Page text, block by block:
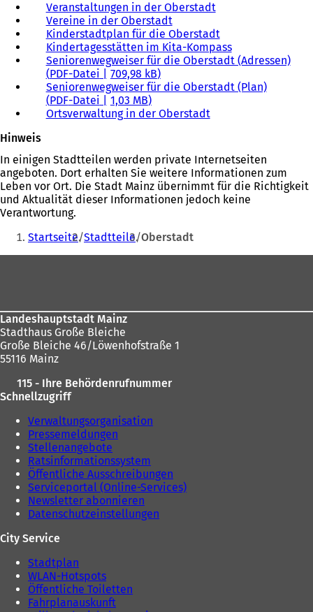
Veranstaltungen in der Oberstadt
Vereine in der Oberstadt
Kinderstadtplan für die Oberstadt
Kindertagesstätten im Kita-Kompass
Seniorenwegweiser für die Oberstadt (Adressen)
PDF-Datei
709,98 kB
Seniorenwegweiser für die Oberstadt (Plan)
PDF-Datei
1,03 MB
Ortsverwaltung in der Oberstadt
Hinweis
In einigen Stadtteilen werden private Internetseiten
angeboten. Dort erhalten Sie weitere Informationen zum
Leben vor Ort. Die Stadt Mainz übernimmt für die Richtigkeit
und Aktualität dieser Informationen jedoch keine
Verantwortung.
Sie
befinden
Startseite Stadtteile Oberstadt
Landeshauptstadt Mainz
Stadthaus Große Bleiche
Große Bleiche 46/Löwenhofstraße 1
55116 Mainz
115 - Ihre Behördenrufnummer
Schnellzugriff
Verwaltungsorganisation
Pressemeldungen
Stellenangebote
Ratsinformationssystem
Öffentliche Ausschreibungen
Serviceportal (Online-Services)
Newsletter abonnieren
Datenschutzeinstellungen
City Service
Stadtplan
WLAN-Hotspots
Öffentliche Toiletten
Fahrplanauskunft